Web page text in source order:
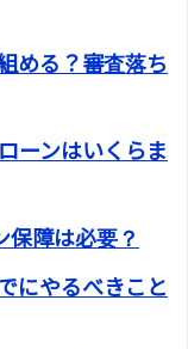
める？審査落ち
ーンはいくらま
障は必要？
にやるべきこと